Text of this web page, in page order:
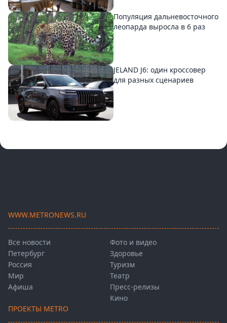
Популяция дальневосточного
леопарда выросла в 6 раз
JELAND J6: один кроссовер
для разных сценариев
WWW.METRONEWS.RU
Все новости
Петербург
Россия
Мир
Афиша
Фото и видео
Здоровье
Туризм
Театр
Пресс-релизы
Кино
ПРОЕКТЫ METRO